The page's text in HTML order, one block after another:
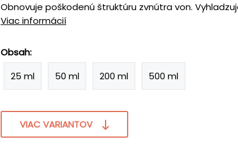
Obnovuje poškodenú štruktúru zvnútra von.
Viac informácií
Obsah:
25 ml
50 ml 200 ml 500 ml
VIAC VARIANTOV